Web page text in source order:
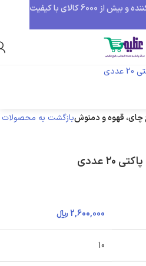
چای، قهوه و دمنوشبازگشت به محصولات
عددی
2,600,000 ﷼
10